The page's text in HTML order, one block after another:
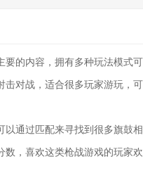
要的内容，拥有多种玩法模式可
击对战，适合很多玩家游玩，可
通过匹配来寻找到很多旗鼓相
数，喜欢这类枪战游戏的玩家欢